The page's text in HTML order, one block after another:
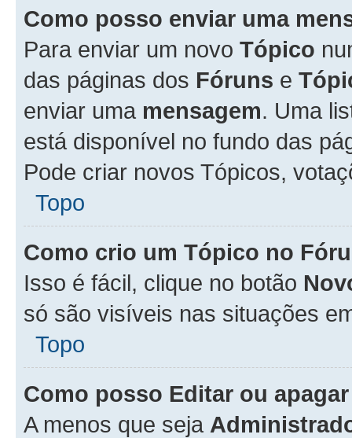
Como posso enviar uma
Para enviar um novo Tópico
das páginas dos Fóruns e
enviar uma mensagem. Uma
está disponível no fundo das
Pode criar novos Tópicos,
Topo
Como crio um Tópico no
Isso é fácil, clique no botão
só são visíveis nas situações
Topo
Como posso Editar ou
A menos que seja